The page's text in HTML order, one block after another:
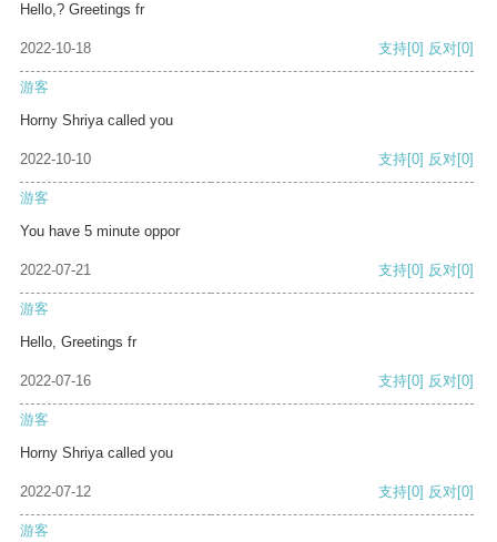
Hello,? Greetings fr
2022-10-18 支持[0] 反对[0]
游客
Horny Shriya called you
2022-10-10 支持[0] 反对[0]
游客
You have 5 minute oppor
2022-07-21 支持[0] 反对[0]
游客
Hello, Greetings fr
2022-07-16 支持[0] 反对[0]
游客
Horny Shriya called you
2022-07-12 支持[0] 反对[0]
游客